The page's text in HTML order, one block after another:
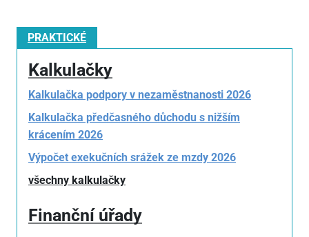
PRAKTICKÉ
Kalkulačky
Kalkulačka podpory v nezaměstnanosti 2026
Kalkulačka předčasného důchodu s nižším
krácením 2026
Výpočet exekučních srážek ze mzdy 2026
všechny kalkulačky
Finanční úřady